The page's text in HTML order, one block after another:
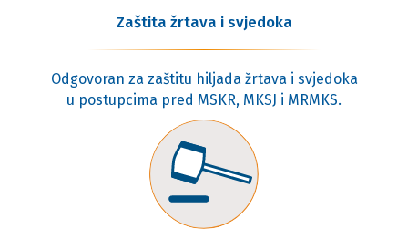
Zaštita žrtava i svjedoka
Odgovoran za zaštitu hiljada žrtava i svjedoka
u postupcima pred MSKR, MKSJ i MRMKS.